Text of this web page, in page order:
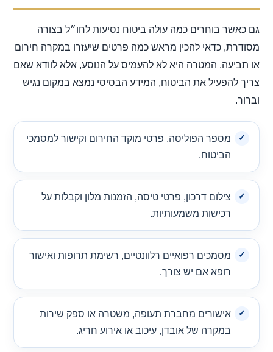
גם כאשר בוחרים כמה עולה ביטוח נסיעות לחו״ל בצורה
מסודרת, כדאי להכין מראש כמה פרטים שיעזרו במקרה חירום
או תביעה. המטרה היא לא להעמיס על הנוסע, אלא לוודא שאם
צריך להפעיל את הביטוח, המידע הבסיסי נמצא במקום נגיש
וברור.
מספר הפוליסה, פרטי מוקד החירום וקישור למסמכי
הביטוח.
צילום דרכון, פרטי טיסה, הזמנות מלון וקבלות על
רכישות משמעותיות.
מסמכים רפואיים רלוונטיים, רשימת תרופות ואישור
רופא אם יש צורך.
אישורים מחברת תעופה, משטרה או ספק שירות
במקרה של אובדן, עיכוב או אירוע חריג.